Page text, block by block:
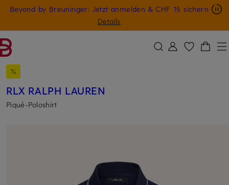
ZUM HAUPTINHALT ÜBERSPRINGEN
Beyond by Breuninger: Jetzt anmelden & CHF 15 sichern
Details
Nur in der App: -10 € auf digitale Geschenkkarten
GESCHENK20
RLX RALPH LAUREN
Piqué-Poloshirt